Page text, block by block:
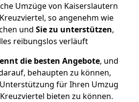
Umzüge von Kaiserslautern
so angenehm wie
und Sie zu unterstützen,
reibungslos verläuft
die besten Angebote, und
behaupten zu können,
für Ihren Umzug
bieten zu können.